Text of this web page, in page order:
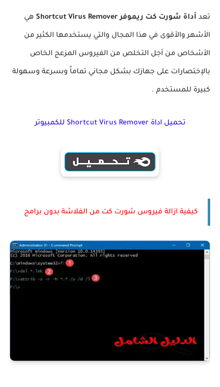
تعد أداة شورت كت ريموفر Shortcut Virus Remover هي
الأشهر والأقوى في هذا المجال والتي يستخدمها الكثير من
الأشخاص من أجل التخلص من الفيروس المزعج الخاص
بالإختصارات على جهازك بشكل مجاني تماماً وبسرعة وسهولة
كبيرة للمستخدم .
تحميل اداة Shortcut Virus Remover للكمبيوتر
كيفية ازالة فيروس شورت كت من الفلاشة بدون برامج